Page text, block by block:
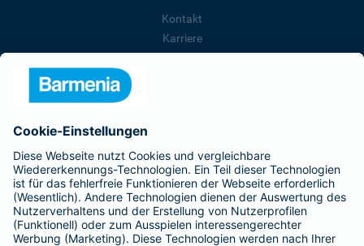
Kontakt
Karriere
Barmenia ist Teil der BarmeniaGothaer
BELIEBTE SEITEN
Kranken-Zusatzversicherung
Tierversicherungen
Haftpflichtversicherung